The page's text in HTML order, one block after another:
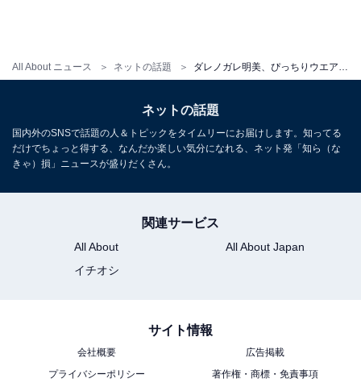
All About ニュース ネットの話題
ネットの話題
国内外のSNSで話題の人＆トピックをタイムリーにお届けします。知ってる
だけでちょっと得する、なんだか楽しい気分になれる、ネット発「知ら（な
きゃ）損」ニュースが盛りだくさん。
関連サービス
All About
All About Japan
イチオシ
サイト情報
会社概要
広告掲載
プライバシーポリシー
著作権・商標・免責事項